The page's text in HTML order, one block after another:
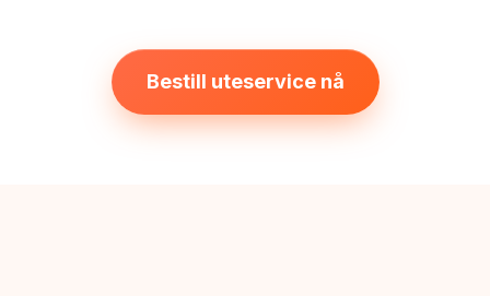
Bestill uteservice nå